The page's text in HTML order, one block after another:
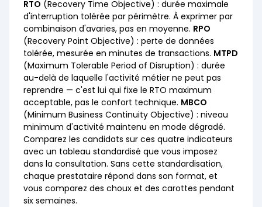
RTO (Recovery Time Objective) : durée maximale
d'interruption tolérée par périmètre. À exprimer par
combinaison d'avaries, pas en moyenne. RPO
(Recovery Point Objective) : perte de données
tolérée, mesurée en minutes de transactions. MTPD
(Maximum Tolerable Period of Disruption) : durée
au-delà de laquelle l'activité métier ne peut pas
reprendre — c'est lui qui fixe le RTO maximum
acceptable, pas le confort technique. MBCO
(Minimum Business Continuity Objective) : niveau
minimum d'activité maintenu en mode dégradé.
Comparez les candidats sur ces quatre indicateurs
avec un tableau standardisé que vous imposez
dans la consultation. Sans cette standardisation,
chaque prestataire répond dans son format, et
vous comparez des choux et des carottes pendant
six semaines.